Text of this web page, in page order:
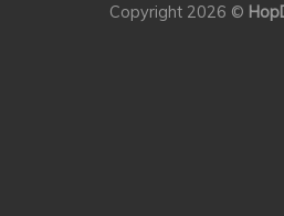
Copyright 2026 ©